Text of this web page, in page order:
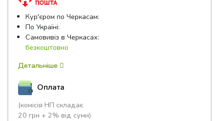
Кур'єром по Черкасам:
По Україні:
Самовивіз в Черкасах:
безкоштовно
Детальніше
Оплата
(комісія НП складає
20 грн + 2% від суми)